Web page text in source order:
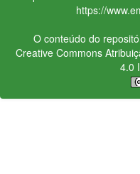
https://
O conteúdo do
Creative Commons
4.0